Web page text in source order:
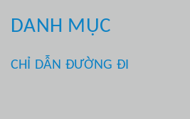
DANH MỤC
CHỈ DẪN ĐƯỜNG ĐI